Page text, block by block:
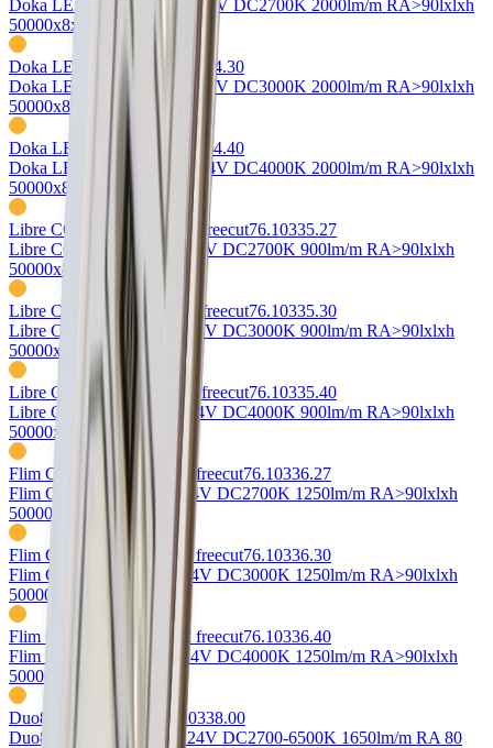
Doka LED-Strip 11.5W/m 24V DC2700K 2000lm/m RA>90lxlxh
50000x8x1mm
Doka LED-Strip flex 76.10334.30
Doka LED-Strip 11.5W/m 24V DC3000K 2000lm/m RA>90lxlxh
50000x8x1mm
Doka LED-Strip flex 76.10334.40
Doka LED-Strip 11.5W/m 24V DC4000K 2000lm/m RA>90lxlxh
50000x8x1mm
Libre COB LED-Strip flex freecut76.10335.27
Libre COB-Strip 10W/m 24V DC2700K 900lm/m RA>90lxlxh
50000x8x2mm, freecut
Libre COB LED-Strip flex freecut76.10335.30
Libre COB-Strip 10W/m 24V DC3000K 900lm/m RA>90lxlxh
50000x8x2mm, freecut
Libre COB LED-Strip flex freecut76.10335.40
Libre COB-Strip 10W/m 24V DC4000K 900lm/m RA>90lxlxh
50000x8x2mm, freecut
Flim COB LED-Strip flex freecut76.10336.27
Flim COB-Strip 14W/m 24V DC2700K 1250lm/m RA>90lxlxh
50000x8x2mm, freecut
Flim COB LED-Strip flex freecut76.10336.30
Flim COB-Strip 14W/m 24V DC3000K 1250lm/m RA>90lxlxh
50000x8x2mm, freecut
Flim COB LED-Strip flex freecut76.10336.40
Flim COB-Strip 14W/m 24V DC4000K 1250lm/m RA>90lxlxh
50000x8x1mm, freecut
Duo8 LED-Strip flex
76.10338.00
Duo8 LED-Strip 10W/m 24V DC2700-6500K 1650lm/m RA 80